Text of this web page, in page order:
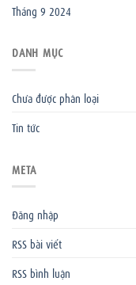
Tháng 9 2024
DANH MỤC
Chưa được phân loại
Tin tức
META
Đăng nhập
RSS bài viết
RSS bình luận